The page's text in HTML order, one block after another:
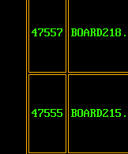
47557
47555